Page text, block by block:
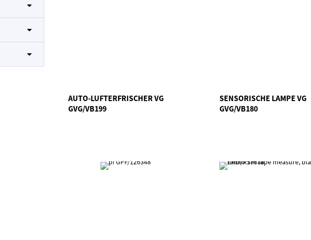
AUTO-LUFTERFRISCHER VG
GVG/VB199
SENSORISCHE LAMPE VG
GVG/VB180